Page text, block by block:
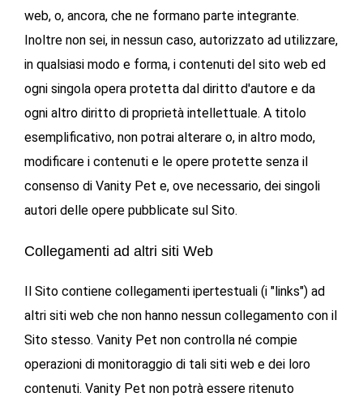
web, o, ancora, che ne formano parte integrante.
Inoltre non sei, in nessun caso, autorizzato ad utilizzare,
in qualsiasi modo e forma, i contenuti del sito web ed
ogni singola opera protetta dal diritto d'autore e da
ogni altro diritto di proprietà intellettuale. A titolo
esemplificativo, non potrai alterare o, in altro modo,
modificare i contenuti e le opere protette senza il
consenso di Vanity Pet e, ove necessario, dei singoli
autori delle opere pubblicate sul Sito.
Collegamenti ad altri siti Web
Il Sito contiene collegamenti ipertestuali (i "links") ad
altri siti web che non hanno nessun collegamento con il
Sito stesso. Vanity Pet non controlla né compie
operazioni di monitoraggio di tali siti web e dei loro
contenuti. Vanity Pet non potrà essere ritenuto